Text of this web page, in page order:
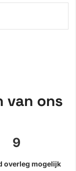
van ons
9
overleg mogelijk